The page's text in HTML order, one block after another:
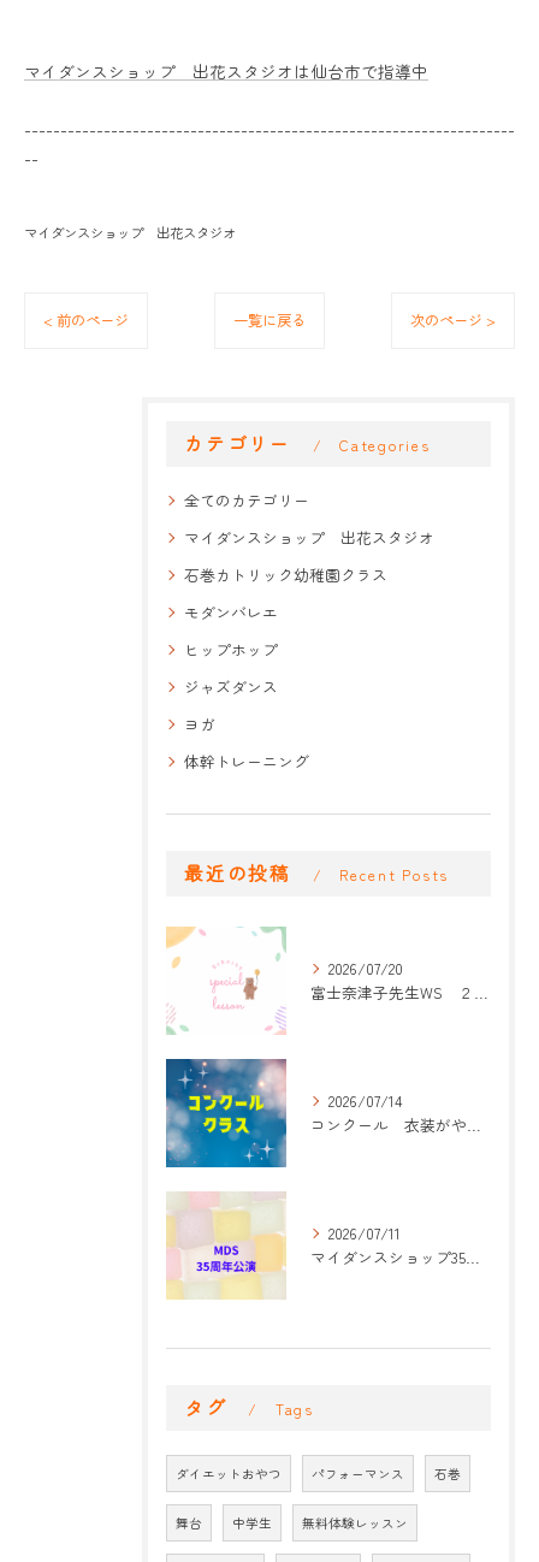
マイダンスショップ 出花スタジオは仙台市で指導中
--------------------------------------------------------------------
--
マイダンスショップ 出花スタジオ
< 前のページ 一覧に戻る 次のページ >
カテゴリー Categories
全てのカテゴリー
マイダンスショップ 出花スタジオ
石巻カトリック幼稚園クラス
モダンバレエ
ヒップホップ
ジャズダンス
ヨガ
体幹トレーニング
最近の投稿 Recent Posts
2026/07/20
富士奈津子先生WS ２回目
2026/07/14
コンクール 衣装がやって来た！
2026/07/11
マイダンスショップ35周年記念公演 振付開始
タグ Tags
ダイエットおやつ パフォーマンス 石巻
舞台 中学生 無料体験レッスン